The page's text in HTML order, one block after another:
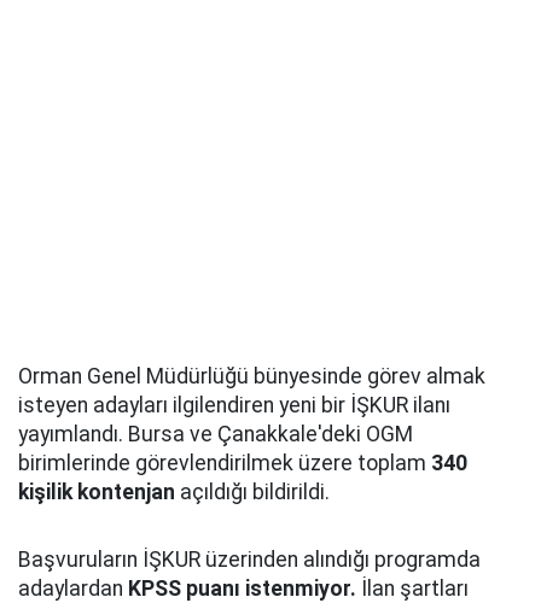
Orman Genel Müdürlüğü bünyesinde görev almak
isteyen adayları ilgilendiren yeni bir İŞKUR ilanı
yayımlandı. Bursa ve Çanakkale'deki OGM
birimlerinde görevlendirilmek üzere toplam 340
kişilik kontenjan açıldığı bildirildi.
Başvuruların İŞKUR üzerinden alındığı programda
adaylardan KPSS puanı istenmiyor. İlan şartları